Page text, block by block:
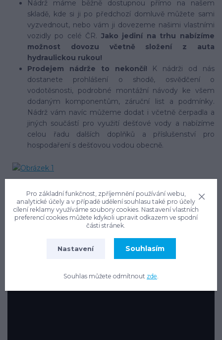
Nádrž máme běžně dostupnou přímo na našem
skladě, kde si ji po předchozí domluvě můžete sami
vyzvednout, nebo vám ji dovezeme našimi vlastními
vozidly po celé ČR. Jako jediní na trhu nabízíme
možnost dovozu včetně složení z auta
hydraulickou rukou!
Prodejem nádrže to nekončí! K nádrži od nás
dostanete prohlášení o shodě, osvědčení o
vodotěsnosti, podrobné montážní návody ke všem
dodaným komponentům, záruční list a podmínky.
Nádrž vám navíc můžeme dodat i včetně čerpadla a
jiných součástí pro využití dešťové vody a nabízíme
celou řadu dalších doplňků a příslušenství pro
hospodaření s dešťovou vodou obecně.
Vzorový postup při ukládce samonosných nádrží
(nenahrazuje montážní návod!):
Pro základní funkčnost, zpříjemnění používání webu,
analytické účely a v případě udělení souhlasu také pro účely
cílení reklamy využíváme soubory cookies. Nastavení vlastních
preferencí cookies můžete kdykoli upravit odkazem ve spodní
části stránek.
Nastavení Souhlasím
Souhlas můžete odmítnout zde